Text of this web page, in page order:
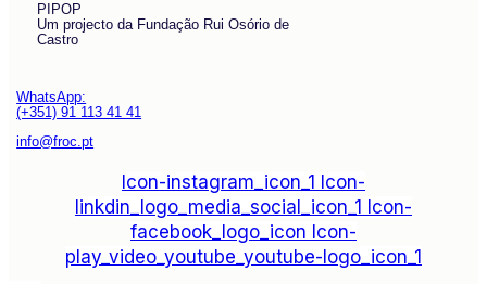
PIPOP
Um projecto da Fundação Rui Osório de
Castro
WhatsApp:
(+351) 91 113 41 41
info@froc.pt
Icon-instagram_icon_1
Icon-
linkdin_logo_media_social_icon_1
Icon-
facebook_logo_icon Icon-
play_video_youtube_youtube-logo_icon_1